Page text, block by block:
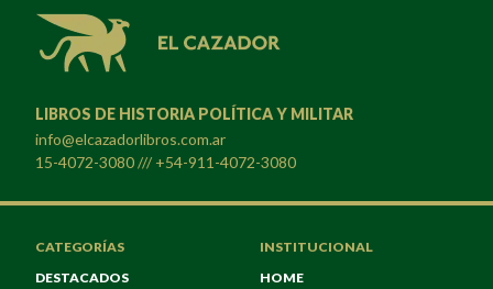
LIBROS DE HISTORIA POLÍTICA Y MILITAR
info@elcazadorlibros.com.ar
15-4072-3080 /// +54-911-4072-3080
CATEGORÍAS
DESTACADOS
INSTITUCIONAL
HOME